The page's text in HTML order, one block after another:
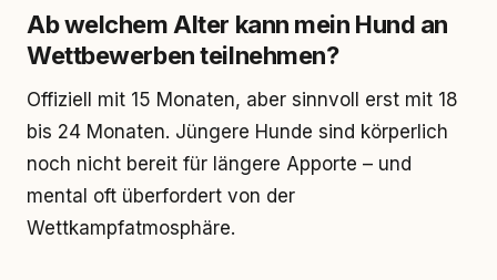
Ab welchem Alter kann mein Hund an
Wettbewerben teilnehmen?
Offiziell mit 15 Monaten, aber sinnvoll erst mit 18
bis 24 Monaten. Jüngere Hunde sind körperlich
noch nicht bereit für längere Apporte – und
mental oft überfordert von der
Wettkampfatmosphäre.